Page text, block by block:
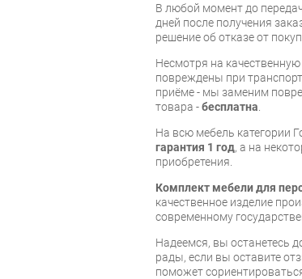
В любой момент до
дней после получения
решение об отказе от
Несмотря на
повреждены при
приёме - мы заменим
товара -бесплатна
На всю мебель категории
гарантия 1 год, а на
приобретения.
Комплект мебели для
качественное изделие
современному
Надеемся, вы останетесь
рады, если вы оставите
поможет